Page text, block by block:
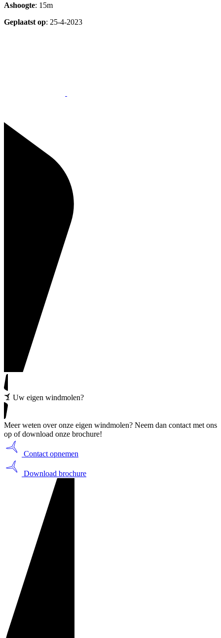
Ashoogte: 15m
Geplaatst op: 25-4-2023
Uw eigen windmolen?
Meer weten over onze eigen windmolen? Neem dan contact met ons
op of download onze brochure!
Contact opnemen
Download brochure